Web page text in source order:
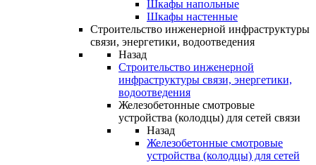
Шкафы напольные
Шкафы настенные
Строительство инженерной инфраструктуры
связи, энергетики, водоотведения
Назад
Строительство инженерной
инфраструктуры связи, энергетики,
водоотведения
Железобетонные смотровые
устройства (колодцы) для сетей связи
Назад
Железобетонные смотровые
устройства (колодцы) для сетей